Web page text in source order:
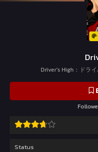
Driver's High：ドラ
Status